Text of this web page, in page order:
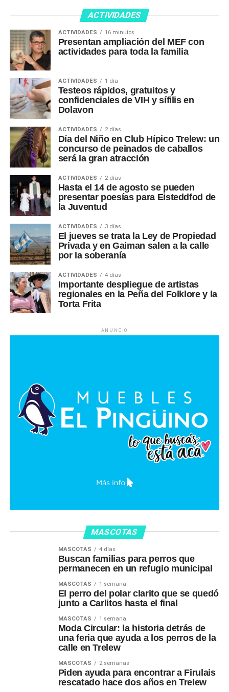
ACTIVIDADES
ACTIVIDADES 16 minutos
Presentan ampliación del MEF con
actividades para toda la familia
ACTIVIDADES 1 día
Testeos rápidos, gratuitos y
confidenciales de VIH y sífilis en
Dolavon
ACTIVIDADES 2 días
Día del Niño en Club Hípico Trelew: un
concurso de peinados de caballos
será la gran atracción
ACTIVIDADES 2 días
Hasta el 14 de agosto se pueden
presentar poesías para Eisteddfod de
la Juventud
ACTIVIDADES 3 días
El jueves se trata la Ley de Propiedad
Privada y en Gaiman salen a la calle
por la soberanía
ACTIVIDADES 4 días
Importante despliegue de artistas
regionales en la Peña del Folklore y la
Torta Frita
ANUNCIO
MASCOTAS
MASCOTAS 4 días
Buscan familias para perros que
permanecen en un refugio municipal
MASCOTAS 1 semana
El perro del polar clarito que se quedó
junto a Carlitos hasta el final
MASCOTAS 1 semana
Moda Circular: la historia detrás de
una feria que ayuda a los perros de la
calle en Trelew
MASCOTAS 2 semanas
Piden ayuda para encontrar a Firulais
rescatado hace dos años en Trelew